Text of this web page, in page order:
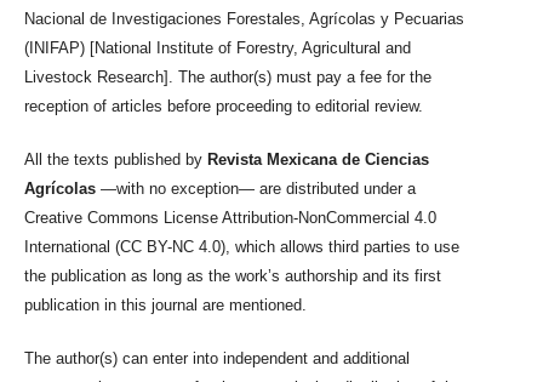
Nacional de Investigaciones Forestales, Agrícolas y Pecuarias
(INIFAP) [National Institute of Forestry, Agricultural and
Livestock Research]. The author(s) must pay a fee for the
reception of articles before proceeding to editorial review.
All the texts published by Revista Mexicana de Ciencias
Agrícolas —with no exception— are distributed under a
Creative Commons License Attribution-NonCommercial 4.0
International (CC BY-NC 4.0), which allows third parties to use
the publication as long as the work’s authorship and its first
publication in this journal are mentioned.
The author(s) can enter into independent and additional